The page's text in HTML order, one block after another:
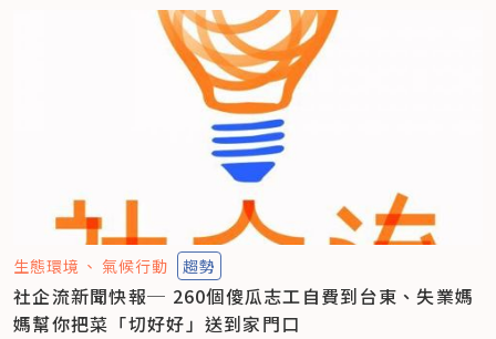
生態環境 氣候行動 趨勢
社企流新聞快報─ 260個傻瓜志工自費到台東、失業媽
媽幫你把菜「切好好」送到家門口